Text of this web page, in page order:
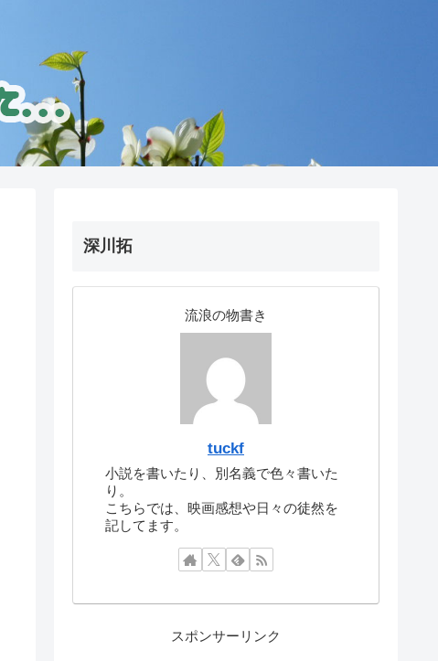
深川拓
流浪の物書き
tuckf
小説を書いたり、別名義で色々書いた
り。
こちらでは、映画感想や日々の徒然を
記してます。
スポンサーリンク